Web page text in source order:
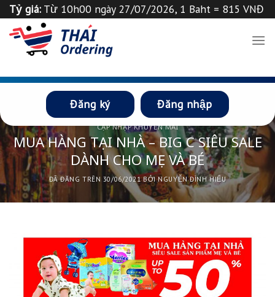
Chuyển
nội
Tỷ giá: Từ 10h00 ngày 27/07/2026, 1 Baht = 815 VNĐ
Tỉ giá 1 ฿=
Đăng ký Đăng nhập
CẬP NHẬP KHUYẾN MÃI
MUA HÀNG TẠI NHÀ – BIG C SIÊU SALE
DÀNH CHO MẸ VÀ BÉ
ĐÃ ĐĂNG TRÊN 30/06/2021 BỞINGUYỄN ĐÌNH HIẾU